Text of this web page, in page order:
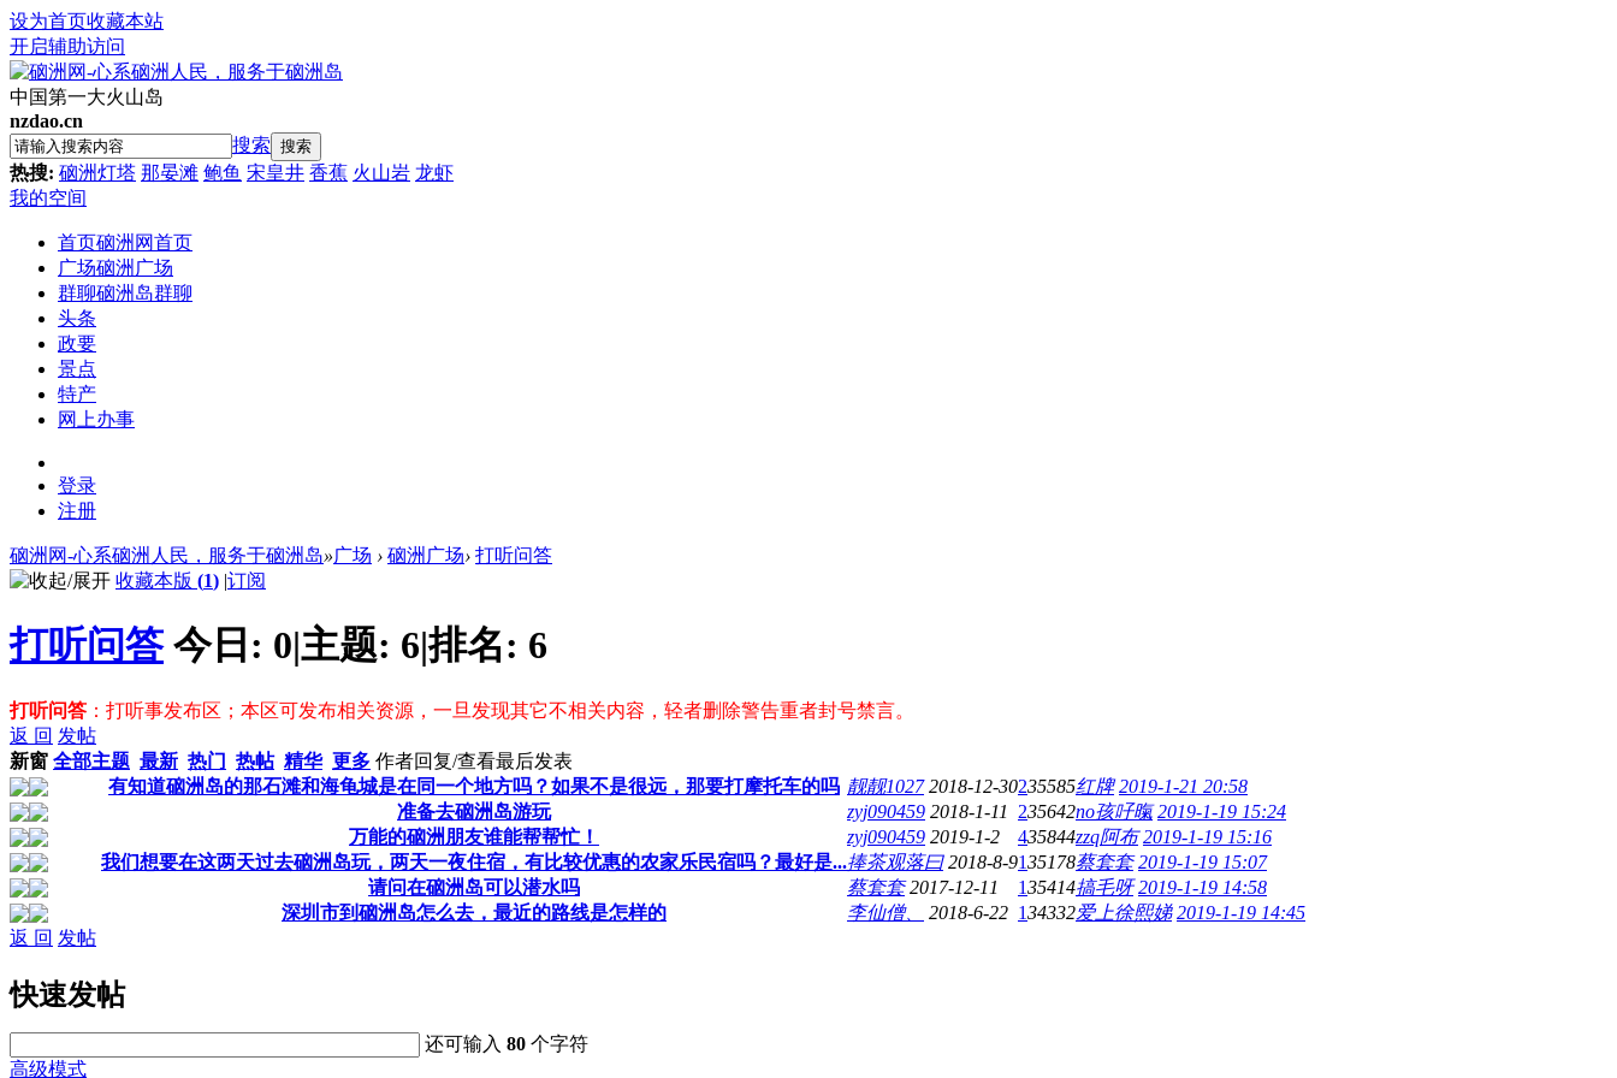
设为首页收藏本站
开启辅助访问
中国第一大火山岛
nzdao.cn
搜索 搜索
热搜: 硇洲灯塔 那晏滩 鲍鱼 宋皇井 香蕉 火山岩 龙虾
我的空间
首页硇洲网首页
广场硇洲广场
群聊硇洲岛群聊
头条
政要
景点
特产
网上办事
登录
注册
硇洲网-心系硇洲人民，服务于硇洲岛»广场 › 硇洲广场› 打听问答
收藏本版 (1) |订阅
打听问答 今日: 0|主题: 6|排名: 6
打听问答 ：打听事发布区；本区可发布相关资源，一旦发现其它不相关内容，轻者删除警告重者封号禁言。
返 回 发帖
新窗 全部主题 最新 热门 热帖 精华 更多 作者回复/查看最后发表
有知道硇洲岛的那石滩和海龟城是在同一个地方吗？如果不是很远，那要打摩托车的吗 靓靓1027 2018-12-30235585红牌 2019-1-21 20:58
准备去硇洲岛游玩
zyj090459 2018-1-11 235642no孩吇暣 2019-1-19 15:24
万能的硇洲朋友谁能帮帮忙！
zyj090459 2019-1-2 435844zzq阿布 2019-1-19 15:16
我们想要在这两天过去硇洲岛玩，两天一夜住宿，有比较优惠的农家乐民宿吗？最好是...捧茶观落曰 2018-8-9135178蔡套套 2019-1-19 15:07
请问在硇洲岛可以潜水吗
蔡套套 2017-12-11 135414搞毛呀 2019-1-19 14:58
深圳市到硇洲岛怎么去，最近的路线是怎样的
李仙僧、 2018-6-22 134332爱上徐熙娣 2019-1-19 14:45
返 回 发帖
快速发帖
还可输入80 个字符
高级模式